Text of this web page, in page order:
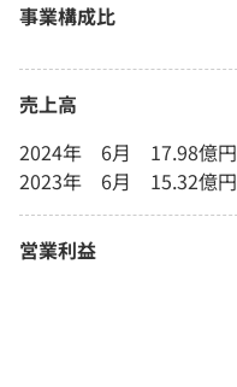
事業構成比
売上高
2024年 6月 17.98億円
2023年 6月 15.32億円
営業利益